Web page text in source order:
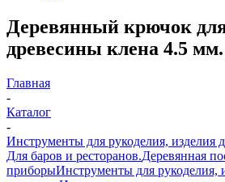
Деревянный крючок
древесины клена 4.5
Главная
-
Каталог
-
Инструменты для рукоделия, изделия
Для баров и ресторанов.Деревянная
приборыИнструменты для рукоделия,